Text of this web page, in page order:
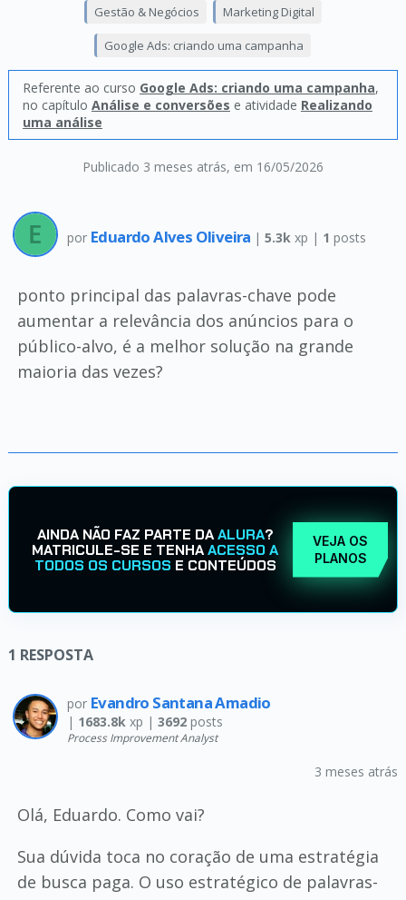
Publicado 3 meses atrás, em 16/05/2026
Gestão & Negócios Marketing Digital
Google Ads: criando uma campanha
Referente ao curso Google Ads: criando uma campanha,
no capítulo Análise e conversões e atividade Realizando
uma análise
por Eduardo Alves Oliveira |5.3k xp | 1 posts
ponto principal das palavras-chave pode
aumentar a relevância dos anúncios para o
público-alvo, é a melhor solução na grande
maioria das vezes?
AINDA NÃO FAZ PARTE DAALURA?
MATRICULE-SE E TENHAACESSO A
TODOS OS CURSOS E CONTEÚDOS
VEJA OS
PLANOS
1 RESPOSTA
por Evandro Santana Amadio
| 1683.8kxp | 3692posts
Process Improvement Analyst
3 meses atrás
Olá, Eduardo. Como vai?
Sua dúvida toca no coração de uma estratégia
de busca paga. O uso estratégico de palavras-